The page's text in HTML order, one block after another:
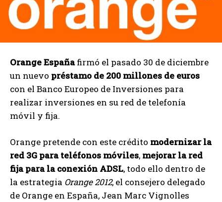
Orange Españafirmó el pasado 30 de diciembre
un nuevo préstamo de 200 millones de euros
con el Banco Europeo de Inversiones para
realizar inversiones en su red de telefonía
móvil y fija.
Orange pretende con este crédito modernizar la
red 3G para teléfonos móviles, mejorar la red
fija para la conexión ADSL, todo ello dentro de
la estrategia Orange 2012, el consejero delegado
de Orange en España, Jean Marc Vignolles